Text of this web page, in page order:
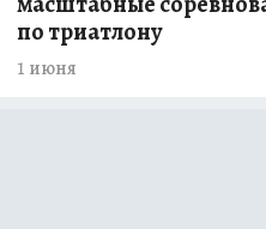
по триатлону
1 июня